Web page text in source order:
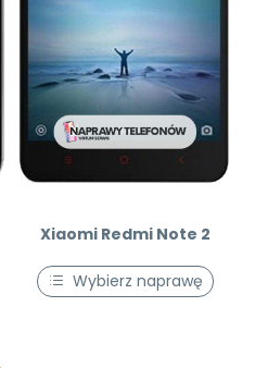
Xiaomi Redmi Note 2
Wybierz naprawę